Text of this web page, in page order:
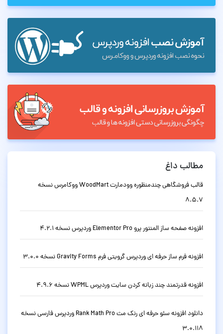
مطالب داغ
قالب فروشگاهی چندمنظوره وودمارت WoodMart ووکامرس نسخه
8.5.7
افزونه صفحه ساز المنتور پرو Elementor Pro وردپرس نسخه 4.2.1
افزونه فرم ساز حرفه ای وردپرس گرویتی فرم Gravity Forms نسخه 3.0.0
افزونه قدرتمند چند زبانه کردن سایت وردپرس WPML نسخه 4.9.6
دانلود افزونه سئو حرفه ای رنک مث Rank Math Pro وردپرس فارسی نسخه
3.0.118